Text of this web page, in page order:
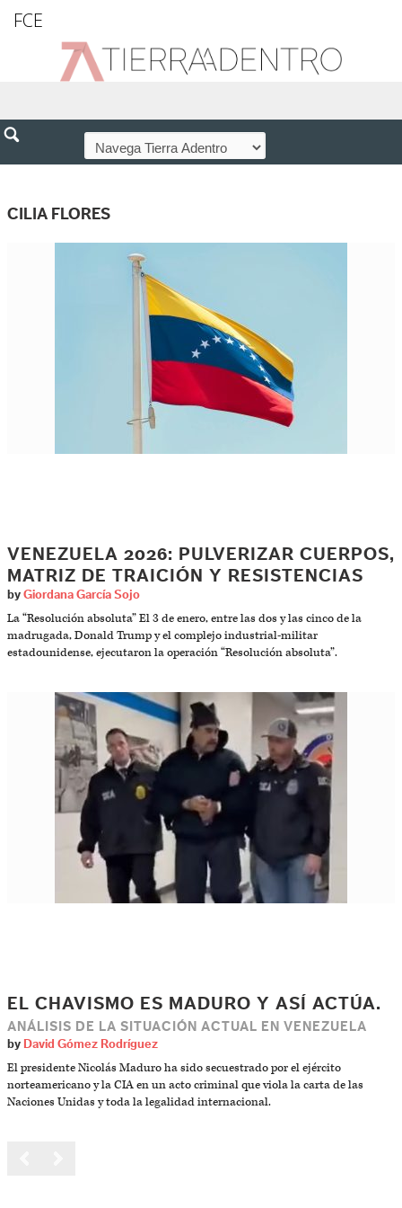
FCE
CILIA FLORES
VENEZUELA 2026: PULVERIZAR CUERPOS,
MATRIZ DE TRAICIÓN Y RESISTENCIAS
by Giordana García Sojo
La “Resolución absoluta” El 3 de enero, entre las dos y las cinco de la
madrugada, Donald Trump y el complejo industrial-militar
estadounidense, ejecutaron la operación “Resolución absoluta”.
EL CHAVISMO ES MADURO Y ASÍ ACTÚA.
ANÁLISIS DE LA SITUACIÓN ACTUAL EN VENEZUELA
by David Gómez Rodríguez
El presidente Nicolás Maduro ha sido secuestrado por el ejército
norteamericano y la CIA en un acto criminal que viola la carta de las
Naciones Unidas y toda la legalidad internacional.